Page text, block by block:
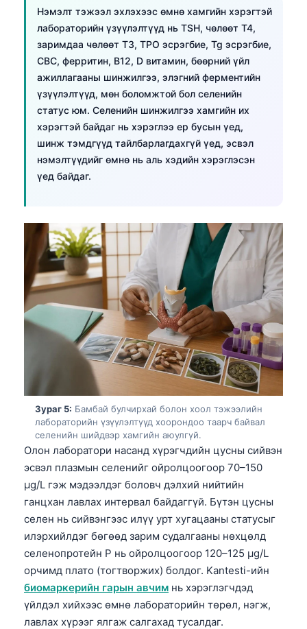
Нэмэлт тэжээл эхлэхээс өмнө хамгийн хэрэгтэй
лабораторийн үзүүлэлтүүд нь TSH, чөлөөт T4,
заримдаа чөлөөт T3, TPO эсрэгбие, Tg эсрэгбие,
CBC, ферритин, B12, D витамин, бөөрний үйл
ажиллагааны шинжилгээ, элэгний ферментийн
үзүүлэлтүүд, мөн боломжтой бол селенийн
статус юм. Селенийн шинжилгээ хамгийн их
хэрэгтэй байдаг нь хэрэглээ ер бусын үед,
шинж тэмдгүүд тайлбарлагдахгүй үед, эсвэл
нэмэлтүүдийг өмнө нь аль хэдийн хэрэглэсэн
үед байдаг.
Зураг 5: Бамбай булчирхай болон хоол тэжээлийн
лабораторийн үзүүлэлтүүд хоорондоо таарч байвал
селенийн шийдвэр хамгийн аюулгүй.
Олон лаборатори насанд хүрэгчдийн цусны сийвэн
эсвэл плазмын селенийг ойролцоогоор 70–150
µg/L гэж мэдээлдэг боловч дэлхий нийтийн
ганцхан лавлах интервал байдаггүй. Бүтэн цусны
селен нь сийвэнгээс илүү урт хугацааны статусыг
илэрхийлдэг бөгөөд зарим судалгааны нөхцөлд
селенопротейн P нь ойролцоогоор 120–125 µg/L
орчимд плато (тогтворжих) болдог. Kantesti-ийн
биомаркерийн гарын авчим нь хэрэглэгчдэд
үйлдэл хийхээс өмнө лабораторийн төрөл, нэгж,
лавлах хүрээг ялгаж салгахад тусалдаг.
ગુજરાતી
ಕನ್ನಡ
മലയാളം
Bahasa Melayu
Tagalog
ไทย
ភាសាខ្មែរ
Kiswahili
አማርኛ
Українська
O‘zbekcha
Қазақ тілі
Suomi
Hrvatski
Slovenčina
سنڌي
සිංහල
অসমীয়া
Galego
Latviešu valoda
Македонски јазик
Euskara
Gàidhlig